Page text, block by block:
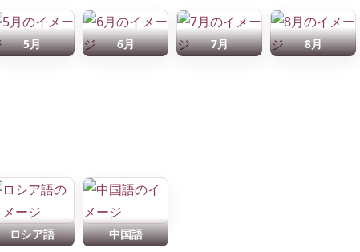
5月 6月 7月 8月
ロシア語 中国語